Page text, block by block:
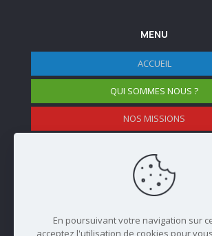
MENU
ACCUEIL
QUI SOMMES NOUS ?
NOS MISSIONS
NOS MEMBRES
En poursuivant votre navigation sur
acceptez l'utilisation de cookies pour